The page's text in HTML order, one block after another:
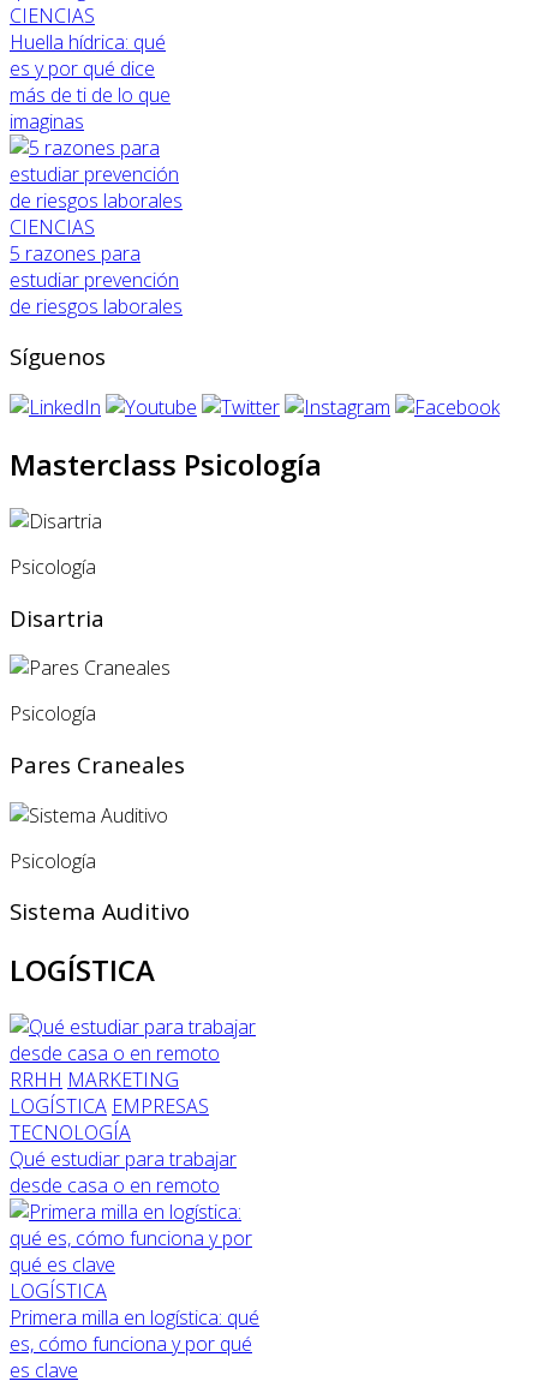
CIENCIAS
Huella hídrica: qué
es y por qué dice
más de ti de lo que
imaginas
CIENCIAS
5 razones para
estudiar prevención
de riesgos laborales
Síguenos
Masterclass Psicología
Psicología
Disartria
Psicología
Pares Craneales
Psicología
Sistema Auditivo
LOGÍSTICA
RRHH MARKETING
LOGÍSTICA EMPRESAS
TECNOLOGÍA
Qué estudiar para trabajar
desde casa o en remoto
LOGÍSTICA
Primera milla en logística: qué
es, cómo funciona y por qué
es clave